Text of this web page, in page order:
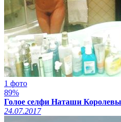
1 фото
89%
Голое селфи Наташи Королевы
24.07.2017